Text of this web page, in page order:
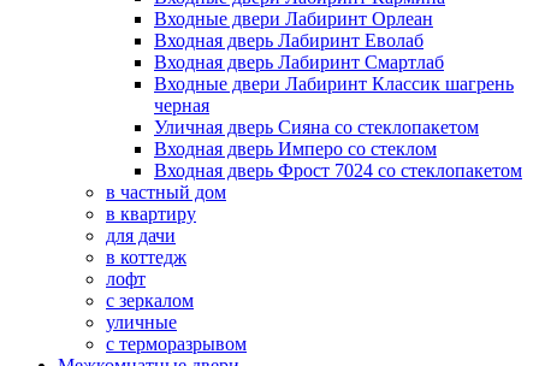
Входные двери Лабиринт Орлеан
Входная дверь Лабиринт Еволаб
Входная дверь Лабиринт Смартлаб
Входные двери Лабиринт Классик шагрень
черная
Уличная дверь Сияна со стеклопакетом
Входная дверь Имперо со стеклом
Входная дверь Фрост 7024 со стеклопакетом
в частный дом
в квартиру
для дачи
в коттедж
лофт
с зеркалом
уличные
с терморазрывом